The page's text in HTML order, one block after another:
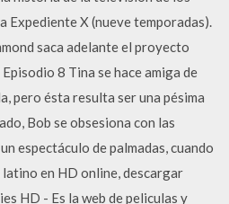
Expediente X (nueve temporadas).
saca adelante el proyecto
8 Tina se hace amiga de
pero ésta resulta ser una pésima
Bob se obsesiona con las
espectáculo de palmadas, cuando
en HD online, descargar
HD - Es la web de peliculas y